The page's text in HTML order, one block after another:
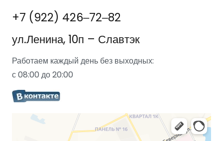
+7 (922) 426‒72‒82
ул.Ленина, 10п – Славтэк
Работаем каждый день без выходных:
с 08:00 до 20:00